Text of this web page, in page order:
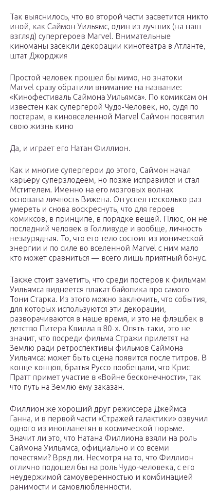
Так выяснилось, что во второй части засветится никто
иной, как Саймон Уильямс, один из лучших (на наш
взгляд) супергероев Marvel. Внимательные
киноманы засекли декорации кинотеатра в Атланте,
штат Джорджия
Простой человек прошел бы мимо, но знатоки
Marvel сразу обратили внимание на название:
«Кинофестиваль Саймона Уильямса». По комиксам он
известен как супергерой Чудо-Человек, но, судя по
постерам, в киновселенной Marvel Саймон посвятил
свою жизнь кино
Да, и играет его Натан Филлион.
Как и многие супергерои до этого, Саймон начал
карьеру суперзлодеем, но позже исправился и стал
Мстителем. Именно на его мозговых волнах
основана личность Вижена. Он успел несколько раз
умереть и снова воскреснуть, что для героев
комиксов, в принципе, в порядке вещей. Плюс, он не
последний человек в Голливуде и вообще, личность
незаурядная. То, что его тело состоит из ионической
энергии и по силе во вселенной Marvel с ним мало
кто может сравниться — всего лишь приятный бонус.
Также стоит заметить, что среди постеров к фильмам
Уильямса виднеется плакат байопика про самого
Тони Старка. Из этого можно заключить, что события,
для которых используются эти декорации,
разворачиваются в наше время, и это не флэшбек в
детство Питера Квилла в 80-х. Опять-таки, это не
значит, что посреди фильма Стражи прилетят на
Землю ради ретроспективы фильмов Саймона
Уильямса: может быть сцена появится после титров. В
конце концов, братья Руссо пообещали, что Крис
Пратт примет участие в «Войне бесконечности», так
что путь на Землю ему заказан.
Филлион же хороший друг режиссера Джеймса
Ганна, и в первой части «Стражей галактики» озвучил
одного из инопланетян в космической тюрьме.
Значит ли это, что Натана Филлиона взяли на роль
Саймона Уильямса, официально и со всеми
почестями? Вряд ли. Несмотря на то, что Филлион
отлично подошел бы на роль Чудо-человека, с его
неудержимой самоуверенностью и комбинацией
ранимости и самовлюбленности.